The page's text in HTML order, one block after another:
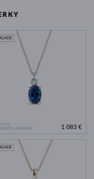
& DIAMANT
1 083 €